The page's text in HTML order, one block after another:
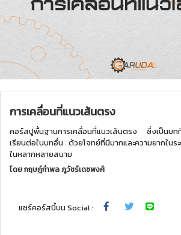
การเคลื่อนที่แนวเส้นตรง
คอร์สปูพื้นฐานการเคลื่อนที่แนวเส้นตรง ซึ่งเป็นบท
เรียนต่อในบทอื่น ด้วยโจทย์ที่มีมากและความยากในร
ในหลากหลายสนาม
โดยกฤษฎ์กำพล ภูวัชร์เดชพงศ์
แชร์คอร์สนี้บน Social :